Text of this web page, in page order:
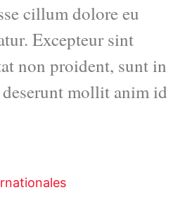
cillum dolore eu
Excepteur sint
non proident, sunt in
mollit anim id